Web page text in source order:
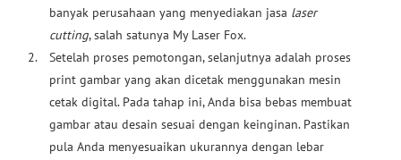
banyak perusahaan yang menyediakan jasa laser
cutting, salah satunya My Laser Fox.
Setelah proses pemotongan, selanjutnya adalah proses
print gambar yang akan dicetak menggunakan mesin
cetak digital. Pada tahap ini, Anda bisa bebas membuat
gambar atau desain sesuai dengan keinginan. Pastikan
pula Anda menyesuaikan ukurannya dengan lebar